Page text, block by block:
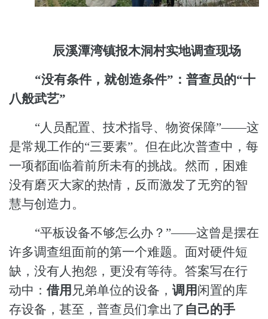
辰溪潭湾镇报木洞村实地调查现场
“没有条件，就创造条件”：普查员的“十
八般武艺”
“人员配置、技术指导、物资保障”——这
是常规工作的“三要素”。但在此次普查中，每
一项都面临着前所未有的挑战。然而，困难
没有磨灭大家的热情，反而激发了无穷的智
慧与创造力。
“平板设备不够怎么办？”——这曾是摆在
许多调查组面前的第一个难题。面对硬件短
缺，没有人抱怨，更没有等待。答案写在行
动中： 借用 兄弟单位的设备， 调用闲置的库
存设备，甚至，普查员们拿出了 自己的手